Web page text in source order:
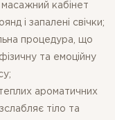
кабінет
і запалені свічки;
процедура, що
та емоційну
ароматичних
тіло та